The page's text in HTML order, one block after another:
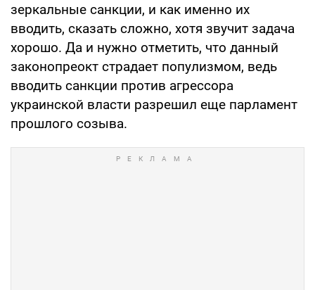
зеркальные санкции, и как именно их
вводить, сказать сложно, хотя звучит задача
хорошо. Да и нужно отметить, что данный
законопреокт страдает популизмом, ведь
вводить санкции против агрессора
украинской власти разрешил еще парламент
прошлого созыва.